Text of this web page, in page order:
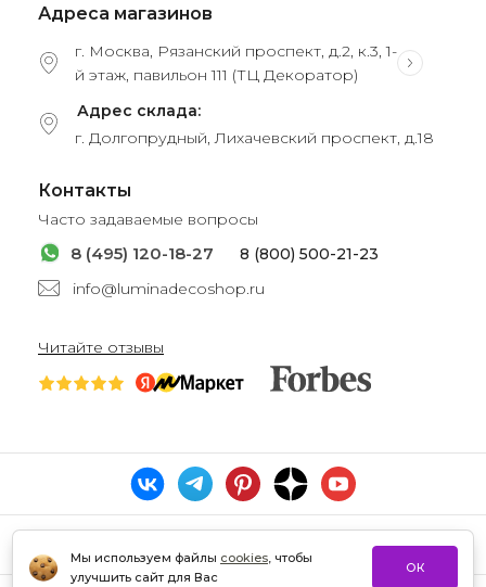
Мы используем файлы cookies, чтобы
улучшить сайт для Вас
ОК
Адреса магазинов
г. Москва, Рязанский проспект, д.2, к.3, 1-
й этаж, павильон 111 (ТЦ Декоратор)
Адрес склада:
г. Долгопрудный, Лихачевский проспект, д.18
Контакты
Часто задаваемые вопросы
8 (495) 120-18-27
8 (800) 500-21-23
info@luminadecoshop.ru
Читайте отзывы